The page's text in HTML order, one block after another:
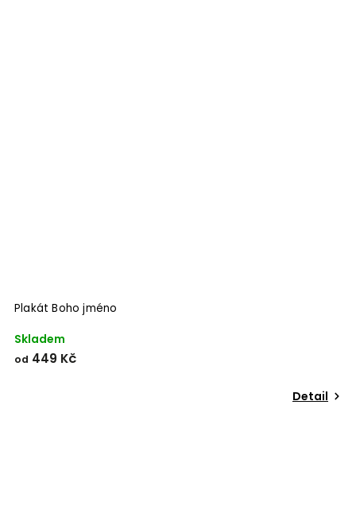
Plakát Boho jméno
Skladem
od 449 Kč
Detail